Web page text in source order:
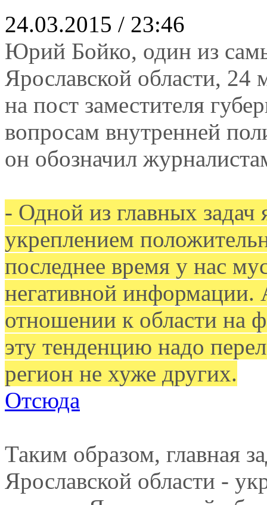
24.03.2015 / 23:46
Юрий Бойко, один из
Ярославской области, 24
на пост заместителя
вопросам внутренней
он обозначил
- Одной из главных задач
укреплением
последнее время у нас
негативной информации.
отношении к области на
эту тенденцию надо
регион не хуже других.
Отсюда
Таким образом, главная
Ярославской области -